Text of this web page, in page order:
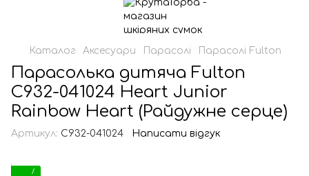
Каталог Аксесуари Парасолі Парасолі Fulton
Парасолька дитяча Fulton
C932-041024 Heart Junior
Rainbow Heart (Райдужне серце)
Артикул: C932-041024 Написати відгук
7